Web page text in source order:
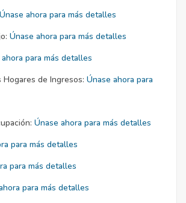
Únase ahora para más detalles
Únase ahora para más detalles
para más detalles
de Ingresos: Únase ahora para
Únase ahora para más detalles
para más detalles
para más detalles
para más detalles